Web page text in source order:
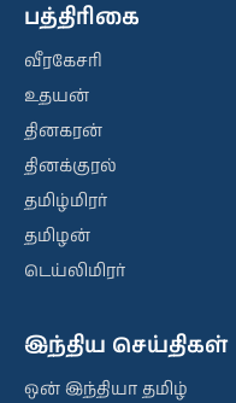
பத்திரிகை
வீரகேசரி
உதயன்
தினகரன்
தினக்குரல்
தமிழ்மிரர்
தமிழன்
டெய்லிமிரர்
இந்திய செய்திகள்
ஒன் இந்தியா தமிழ்